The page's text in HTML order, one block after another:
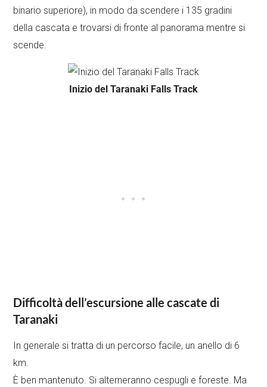
binario superiore), in modo da scendere i 135 gradini
della cascata e trovarsi di fronte al panorama mentre si
scende.
Inizio del Taranaki Falls Track
Difficoltà dell’escursione alle cascate di
Taranaki
In generale si tratta di un percorso facile, un anello di 6
km.
È ben mantenuto. Si alterneranno cespugli e foreste. Ma